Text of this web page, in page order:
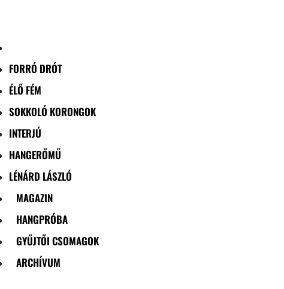
FORRÓ DRÓT
ÉLŐ FÉM
SOKKOLÓ KORONGOK
INTERJÚ
HANGERŐMŰ
LÉNÁRD LÁSZLÓ
MAGAZIN
HANGPRÓBA
GYŰJTŐI CSOMAGOK
ARCHÍVUM